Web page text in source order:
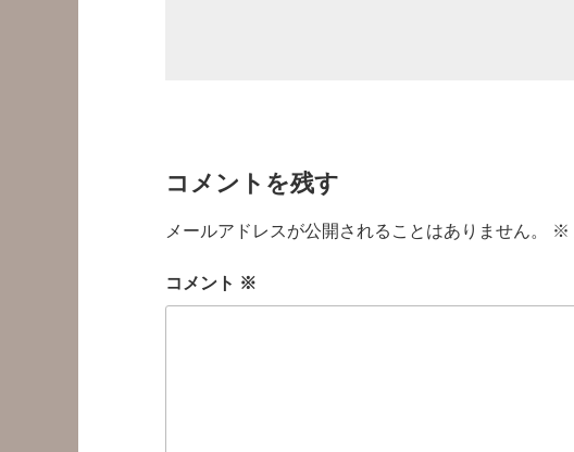
コメントを残す
メールアドレスが公開されることはありません。 ※
コメント ※